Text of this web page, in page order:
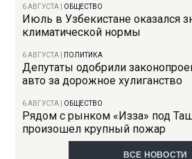
6 АВГУСТА ОБЩЕСТВО
Июль в Узбекистане оказался
климатической нормы
6 АВГУСТА ПОЛИТИКА
Депутаты одобрили
авто за дорожное хулиганство
6 АВГУСТА ОБЩЕСТВО
Рядом с рынком «Изза» под
произошел крупный пожар
ВСЕ НОВОСТИ